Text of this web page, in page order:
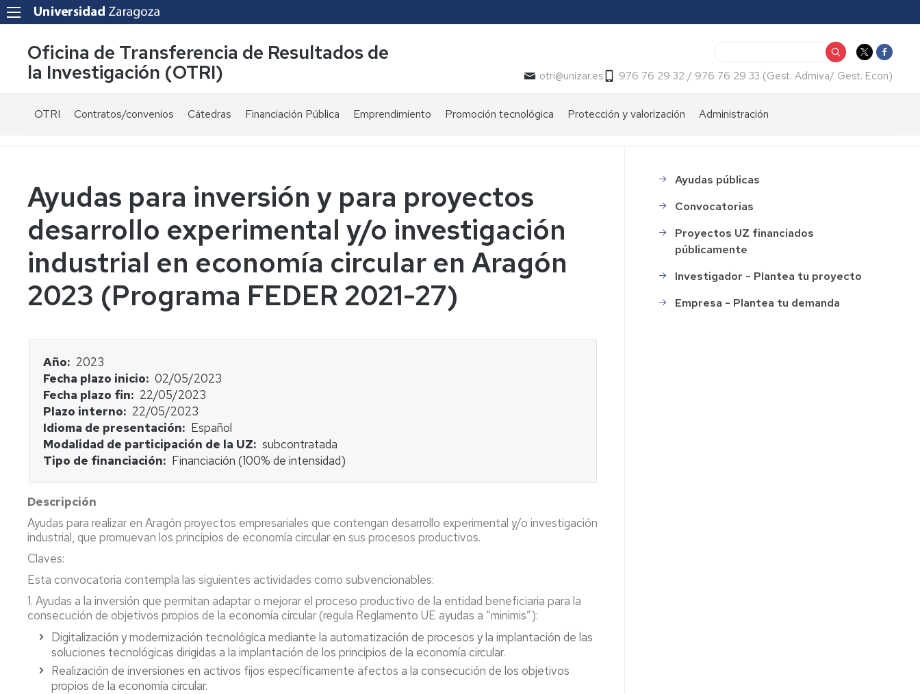
Oficina de Transferencia de Resultados de
la Investigación (OTRI)
otri@unizar.es 976 76 29 32 / 976 76 29 33 (Gest. Admiva/ Gest. Econ)
OTRI
Equipo
Servicios
Carta
de
servicios
Colaboraciones
de
Indicadores
Contratos/convenios
Normativa
Fiscalidad
y
bonificaciones
por
Factura
Investigador
-
Plantea
proyecto
Empresa
tu
demanda
Cátedras Financiación Pública
Convocatorias
UZ
financiados
públicamente
Investigador
Plantea
proyecto
Emprendimiento Promoción tecnológica
Catálogo
de
la
oferta
centífico
tecnológica
¿En
qué
ayudar?
Protección y valorización Administración
Certificados
Normativas
Impresos
Recursos
humanos
Ayudas para inversión y para proyectos
desarrollo experimental y/o investigación
industrial en economía circular en Aragón
2023 (Programa FEDER 2021-27)
Año
2023
Fecha plazo inicio
02/05/2023
Fecha plazo fin
22/05/2023
Plazo interno
22/05/2023
Idioma de presentación
Español
Modalidad de participación de la UZ
subcontratada
Tipo de financiación
Financiación (100% de intensidad)
Descripción
Ayudas para realizar en Aragón proyectos empresariales que contengan desarrollo experimental y/o investigación
industrial, que promuevan los principios de economía circular en sus procesos productivos.
Claves:
Esta convocatoria contempla las siguientes actividades como subvencionables:
1. Ayudas a la inversión que permitan adaptar o mejorar el proceso productivo de la entidad beneficiaria para la
consecución de objetivos propios de la economía circular (regula Reglamento UE ayudas a “minimis”):
Digitalización y modernización tecnológica mediante la automatización de procesos y la implantación de las
soluciones tecnológicas dirigidas a la implantación de los principios de la economía circular.
Realización de inversiones en activos fijos específicamente afectos a la consecución de los objetivos
propios de la economía circular.
menu_financiacion
Ayudas públicas
Convocatorias
Proyectos UZ financiados
públicamente
Investigador - Plantea tu proyecto
Empresa - Plantea tu demanda